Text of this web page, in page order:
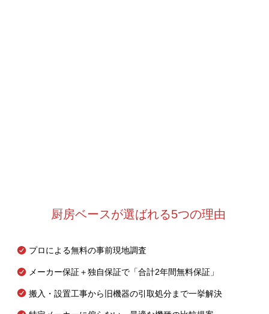
厨房ベースが選ばれる5つの理由
プロによる無料の事前現地調査
メーカー保証＋独自保証で「合計2年間無料保証」
搬入・設置工事から旧機器の引取処分まで一挙解決